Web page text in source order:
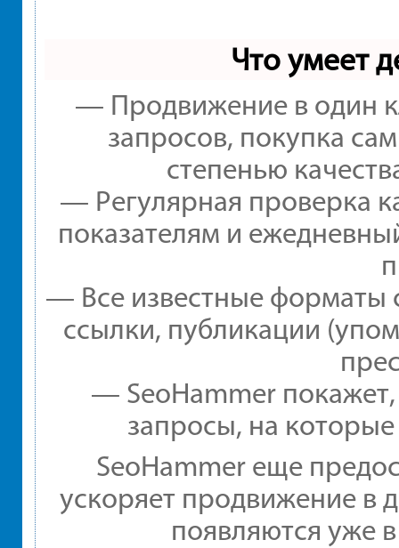
Что умеет
— Продвижение в один
запросов, покупка
степенью
— Регулярная проверка
показателям и
— Все известные форматы
ссылки, публикации
— SeoHammer покажет,
запросы, на
SeoHammer еще
ускоряет продвижение в
появляются уже